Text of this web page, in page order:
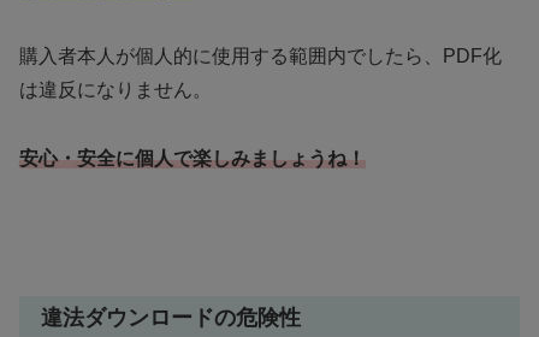
購入者本人が個人的に使用する範囲内でしたら、PDF化
は違反になりません。
安心・安全に個人で楽しみましょうね！
違法ダウンロードの危険性